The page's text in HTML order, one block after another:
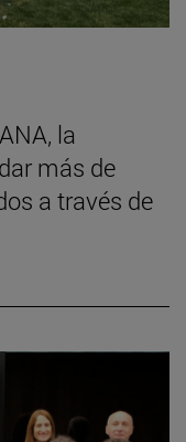
la
más de
a través de